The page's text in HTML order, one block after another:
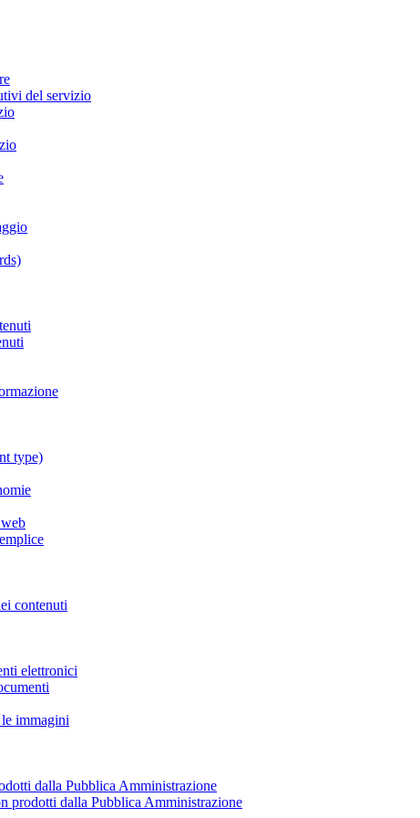
del servizio
type)
contenuti
elettronici
immagini
dalla Pubblica Amministrazione
prodotti dalla Pubblica Amministrazione